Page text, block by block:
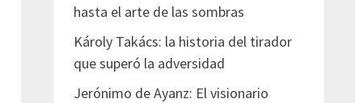
hasta el arte de las sombras
Károly Takács: la historia del tirador
que superó la adversidad
Jerónimo de Ayanz: El visionario